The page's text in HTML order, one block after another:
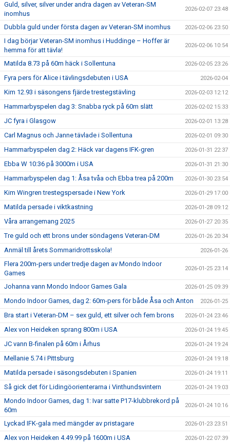
Guld, silver, silver under andra dagen av Veteran-SM
inomhus
2026-02-07 23:48
Dubbla guld under första dagen av Veteran-SM inomhus 2026-02-06 23:50
I dag börjar Veteran-SM inomhus i Huddinge – Hoffer är
hemma för att tävla!
2026-02-06 10:54
Matilda 8.73 på 60m häck i Sollentuna 2026-02-05 23:26
Fyra pers för Alice i tävlingsdebuten i USA 2026-02-04
Kim 12.93 i säsongens fjärde trestegstävling 2026-02-03 12:12
Hammarbyspelen dag 3: Snabba ryck på 60m slätt 2026-02-02 15:33
JC fyra i Glasgow 2026-02-01 13:28
Carl Magnus och Janne tävlade i Sollentuna 2026-02-01 09:30
Hammarbyspelen dag 2: Häck var dagens IFK-gren 2026-01-31 22:37
Ebba W 10:36 på 3000m i USA 2026-01-31 21:30
Hammarbyspelen dag 1: Åsa tvåa och Ebba trea på 200m 2026-01-30 23:54
Kim Wingren trestegspersade i New York 2026-01-29 17:00
Matilda persade i viktkastning 2026-01-28 09:12
Våra arrangemang 2025 2026-01-27 20:35
Tre guld och ett brons under söndagens Veteran-DM 2026-01-26 20:34
Anmäl till årets Sommaridrottsskola! 2026-01-26
Flera 200m-pers under tredje dagen av Mondo Indoor
Games
2026-01-25 23:14
Johanna vann Mondo Indoor Games Gala 2026-01-25 09:39
Mondo Indoor Games, dag 2: 60m-pers för både Åsa och Anton 2026-01-25
Bra start i Veteran-DM – sex guld, ett silver och fem brons 2026-01-24 23:46
Alex von Heideken sprang 800m i USA 2026-01-24 19:45
JC vann B-finalen på 60m i Århus 2026-01-24 19:24
Mellanie 5.74 i Pittsburg 2026-01-24 19:18
Matilda persade i säsongsdebuten i Spanien 2026-01-24 19:11
Så gick det för Lidingöorienterarna i Vinthundsvintern 2026-01-24 19:03
Mondo Indoor Games, dag 1: Ivar satte P17-klubbrekord på
60m
2026-01-24 10:16
Lyckad IFK-gala med mängder av pristagare 2026-01-23 23:51
Alex von Heideken 4.49.99 på 1600m i USA 2026-01-22 07:39